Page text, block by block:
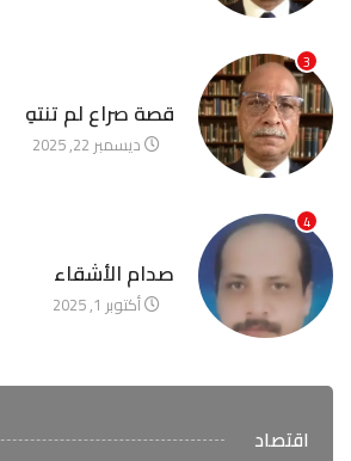
3
قصة صراع لم تنتهِ
ديسمبر 22, 2025
4
صدام الأشقاء
أكتوبر 1, 2025
اقتصاد